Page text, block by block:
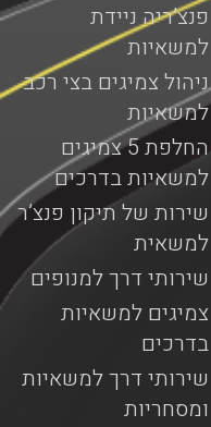
פנצ’ריה ניידת
למשאיות
ניהול צמיגים בצי רכב
למשאיות
החלפת 5 צמיגים
למשאיות בדרכים
שירות של תיקון פנצ’ר
למשאית
שירותי דרך למנופים
צמיגים למשאיות
בדרכים
שירותי דרך למשאיות
ומסחריות